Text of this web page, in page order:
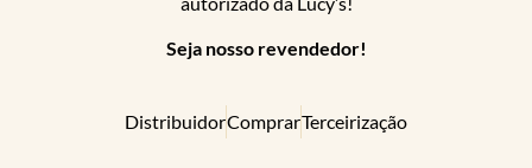
Seja nosso revendedor!
DistribuidorComprarTerceirização